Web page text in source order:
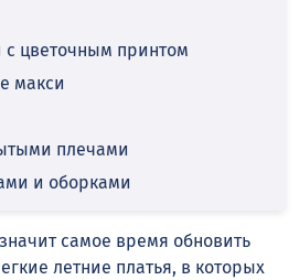
цветочным принтом
макси
плечами
и оборками
самое время обновить
летние платья, в которых